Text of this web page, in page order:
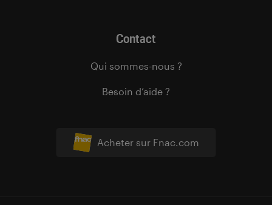
Acheter sur Fnac.com
Contact
Qui sommes-nous ?
Besoin d’aide ?